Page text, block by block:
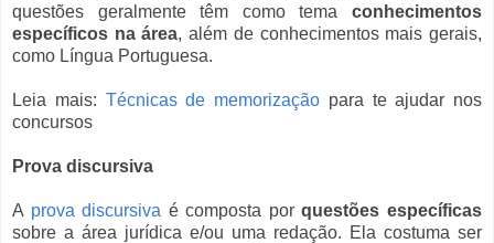
questões geralmente têm como tema conhecimentos
específicos na área, além de conhecimentos mais gerais,
como Língua Portuguesa.
Leia mais: Técnicas de memorização para te ajudar nos
concursos
Prova discursiva
A prova discursiva é composta porquestões específicas
sobre a área jurídica e/ou uma redação. Ela costuma ser